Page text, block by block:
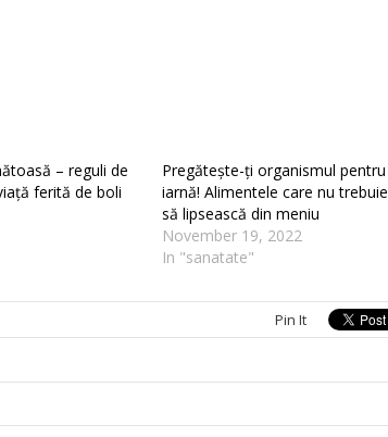
– reguli de
ferită de boli
Pregătește-ți organismul pentru
iarnă! Alimentele care nu trebuie
să lipsească din meniu
November 19, 2022
In "sanatate"
Pin It